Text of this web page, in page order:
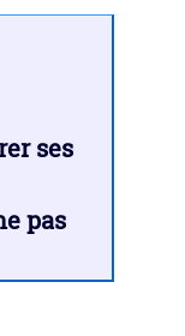
ses
pas